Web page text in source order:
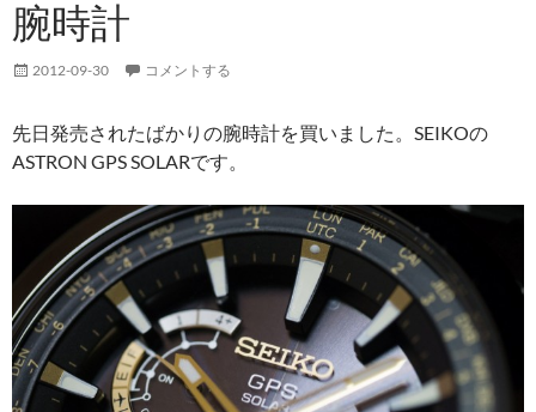
腕時計
2012-09-30 コメントする
先日発売されたばかりの腕時計を買いました。SEIKOの
ASTRON GPS SOLARです。